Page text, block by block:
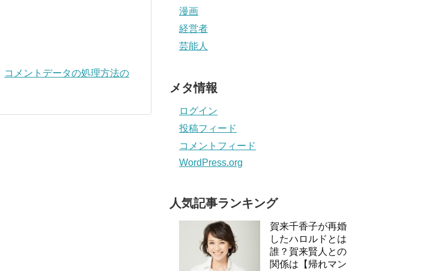
コメントデータの処理方法の
漫画
経営者
芸能人
メタ情報
ログイン
投稿フィード
コメントフィード
WordPress.org
人気記事ランキング
賀来千香子が再婚
したハロルドとは
誰？賀来賢人との
関係は【帰れマン